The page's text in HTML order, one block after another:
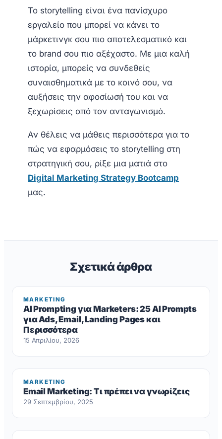
Το storytelling είναι ένα πανίσχυρο
εργαλείο που μπορεί να κάνει το
μάρκετινγκ σου πιο αποτελεσματικό και
το brand σου πιο αξέχαστο. Με μια καλή
ιστορία, μπορείς να συνδεθείς
συναισθηματικά με το κοινό σου, να
αυξήσεις την αφοσίωσή του και να
ξεχωρίσεις από τον ανταγωνισμό.
Αν θέλεις να μάθεις περισσότερα για το
πώς να εφαρμόσεις το storytelling στη
στρατηγική σου, ρίξε μια ματιά στο
Digital Marketing Strategy Bootcamp
μας.
Σχετικά άρθρα
MARKETING
AI Prompting για Marketers: 25 AI Prompts
για Ads, Email, Landing Pages και
Περισσότερα
15 Απριλίου, 2026
MARKETING
Email Marketing: Τι πρέπει να γνωρίζεις
29 Σεπτεμβρίου, 2025